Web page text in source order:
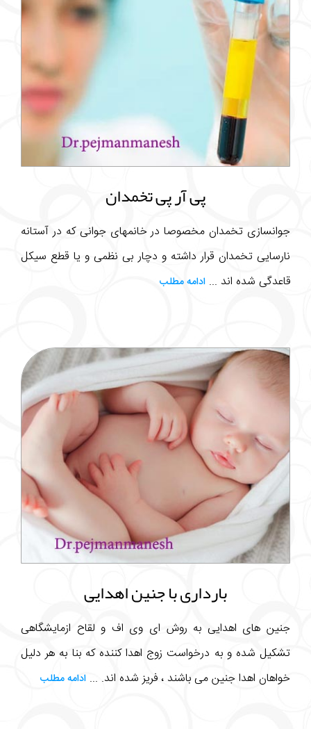
پی آر پی تخمدان
جوانسازی تخمدان مخصوصا در خانمهای جوانی که در آستانه
نارسایی تخمدان قرار داشته و دچار بی نظمی و یا قطع سیکل
قاعدگی شده اند ... ادامه مطلب
بارداری با جنین اهدایی
جنین های اهدایی به روش ای وی اف و لقاح ازمایشگاهی
تشکیل شده و به درخواست زوج اهدا کننده که بنا به هر دلیل
خواهان اهدا جنین می باشند ، فریز شده اند. ... ادامه مطلب